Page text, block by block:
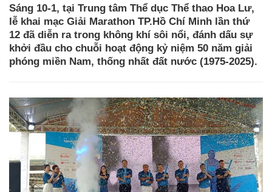
Sáng 10-1, tại Trung tâm Thể dục Thể thao Hoa Lư,
lễ khai mạc Giải Marathon TP.Hồ Chí Minh lần thứ
12 đã diễn ra trong không khí sôi nổi, đánh dấu sự
khởi đầu cho chuỗi hoạt động kỷ niệm 50 năm giải
phóng miền Nam, thống nhất đất nước (1975-2025).